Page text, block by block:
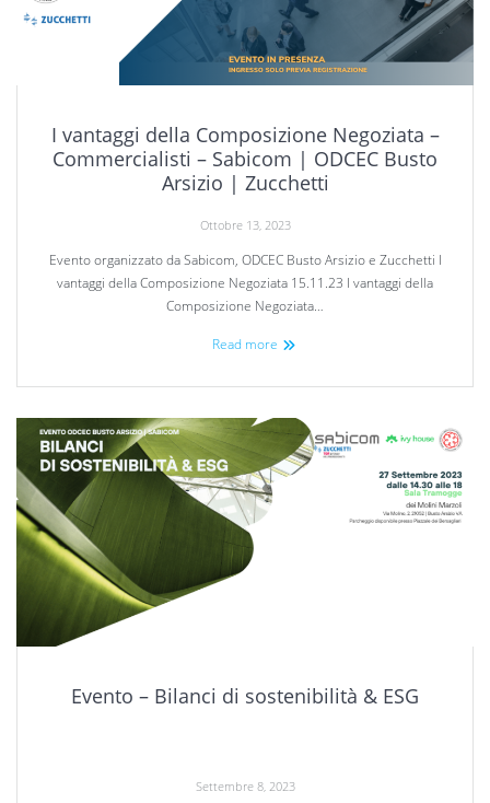
I vantaggi della Composizione Negoziata –
Commercialisti – Sabicom | ODCEC Busto
Arsizio | Zucchetti
Ottobre 13, 2023
Evento organizzato da Sabicom, ODCEC Busto Arsizio e Zucchetti I
vantaggi della Composizione Negoziata 15.11.23 I vantaggi della
Composizione Negoziata…
Read more
Evento – Bilanci di sostenibilità & ESG
Settembre 8, 2023